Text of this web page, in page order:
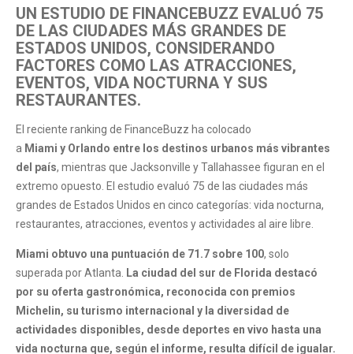
UN ESTUDIO DE FINANCEBUZZ EVALUÓ 75
DE LAS CIUDADES MÁS GRANDES DE
ESTADOS UNIDOS, CONSIDERANDO
FACTORES COMO LAS ATRACCIONES,
EVENTOS, VIDA NOCTURNA Y SUS
RESTAURANTES.
El reciente ranking de FinanceBuzz ha colocado
a Miami y Orlando entre los destinos urbanos más vibrantes
del país, mientras que Jacksonville y Tallahassee figuran en el
extremo opuesto. El estudio evaluó 75 de las ciudades más
grandes de Estados Unidos en cinco categorías: vida nocturna,
restaurantes, atracciones, eventos y actividades al aire libre.
Miami obtuvo una puntuación de 71.7 sobre 100, solo
superada por Atlanta.
La ciudad del sur de Florida destacó
por su oferta gastronómica, reconocida con premios
Michelin, su turismo internacional y la diversidad de
actividades disponibles, desde deportes en vivo hasta una
vida nocturna que, según el informe, resulta difícil de igualar.